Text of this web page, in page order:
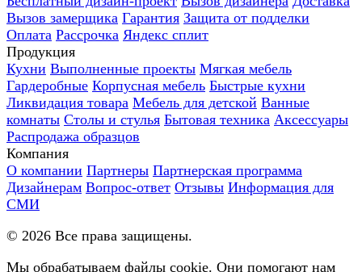
Вызов замерщика Гарантия Защита от подделки
Оплата Рассрочка Яндекс сплит
Продукция
Кухни Выполненные проекты Мягкая мебель
Гардеробные Корпусная мебель Быстрые кухни
Ликвидация товара Мебель для детской Ванные
комнаты Столы и стулья Бытовая техника Аксессуары
Распродажа образцов
Компания
О компании Партнеры Партнерская программа
Дизайнерам Вопрос-ответ Отзывы Информация для
СМИ
© 2026 Все права защищены.
Мы обрабатываем файлы cookie. Они помогают нам